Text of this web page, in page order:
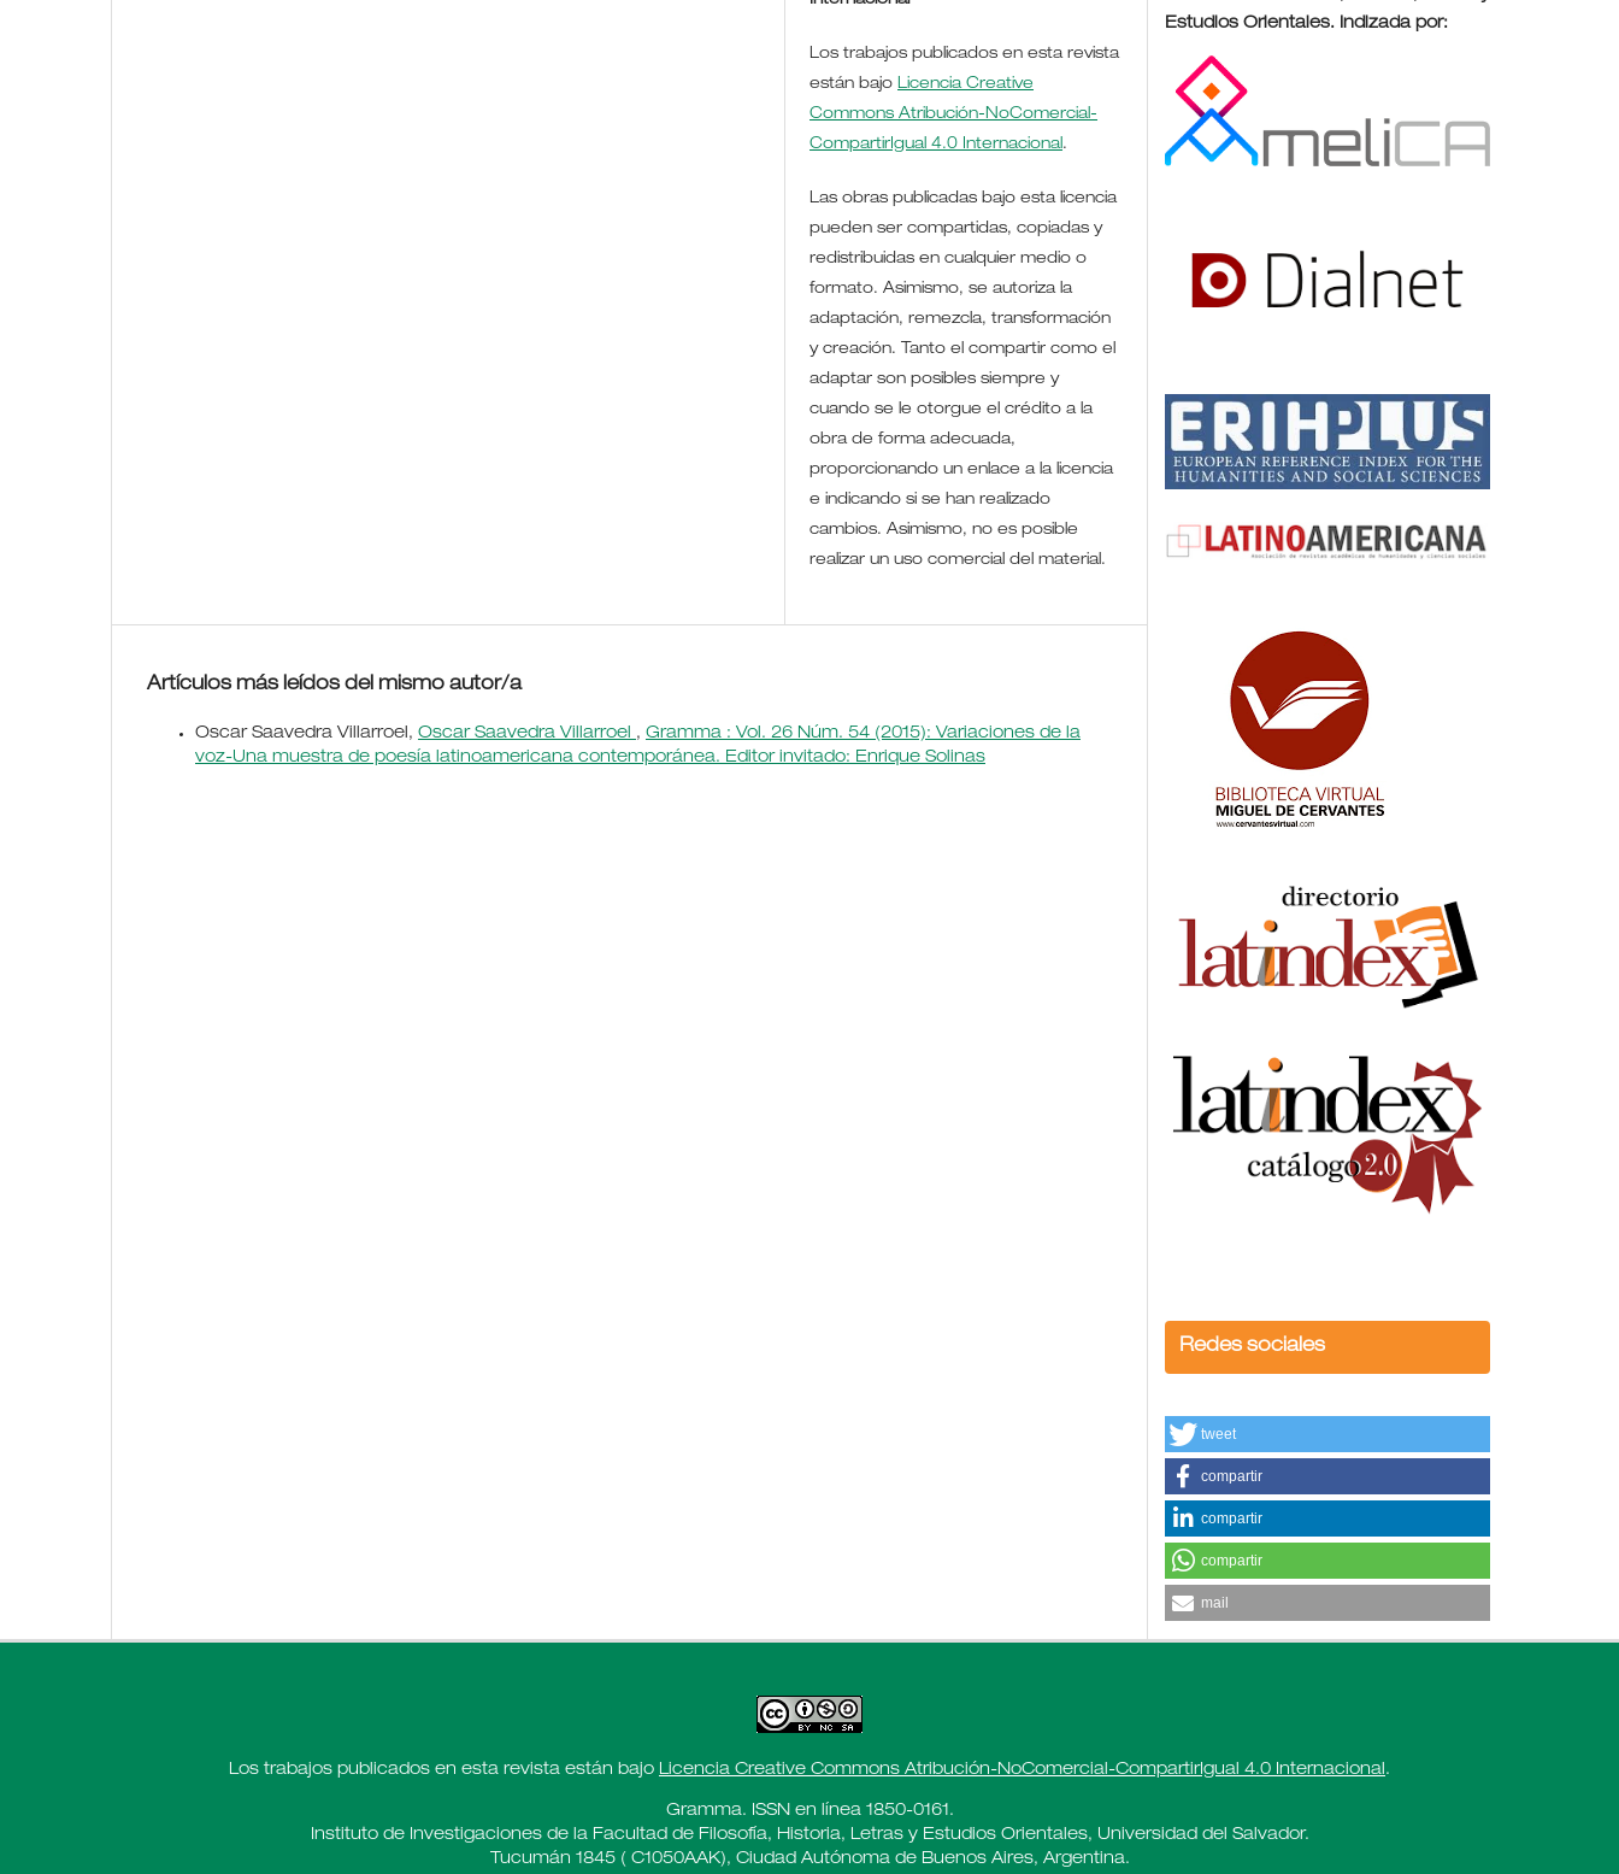
Los trabajos publicados en esta revista
están bajo Licencia Creative
Commons Atribución-NoComercial-
CompartirIgual 4.0 Internacional.
Las obras publicadas bajo esta licencia
pueden ser compartidas, copiadas y
redistribuidas en cualquier medio o
formato. Asimismo, se autoriza la
adaptación, remezcla, transformación
y creación. Tanto el compartir como el
adaptar son posibles siempre y
cuando se le otorgue el crédito a la
obra de forma adecuada,
proporcionando un enlace a la licencia
e indicando si se han realizado
cambios. Asimismo, no es posible
realizar un uso comercial del material.
Artículos más leídos del mismo autor/a
Oscar Saavedra Villarroel, Oscar Saavedra Villarroel , Gramma : Vol. 26 Núm. 54 (2015): Variaciones de la
voz-Una muestra de poesía latinoamericana contemporánea. Editor invitado: Enrique Solinas
Estudios Orientales. Indizada por:
Redes sociales
tweet
compartir
compartir
compartir
mail
Los trabajos publicados en esta revista están bajo Licencia Creative Commons Atribución-NoComercial-CompartirIgual 4.0 Internacional .
Gramma. ISSN en línea 1850-0161.
Instituto de Investigaciones de la Facultad de Filosofía, Historia, Letras y Estudios Orientales, Universidad del Salvador.
Tucumán 1845 ( C1050AAK), Ciudad Autónoma de Buenos Aires, Argentina.